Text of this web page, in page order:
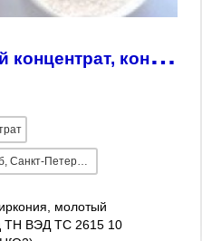
Ц
иркон, цирконовый концентрат, концентрат цирконовый , КЦП, силикат циркона
Петербург
молотый
ТН ВЭД ТС 2615 10